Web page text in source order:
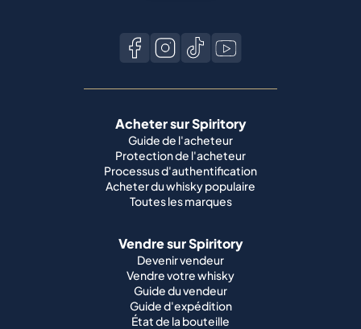
Acheter sur Spiritory
Guide de l'acheteur
Protection de l'acheteur
Processus d'authentification
Acheter du whisky populaire
Toutes les marques
Vendre sur Spiritory
Devenir vendeur
Vendre votre whisky
Guide du vendeur
Guide d'expédition
État de la bouteille